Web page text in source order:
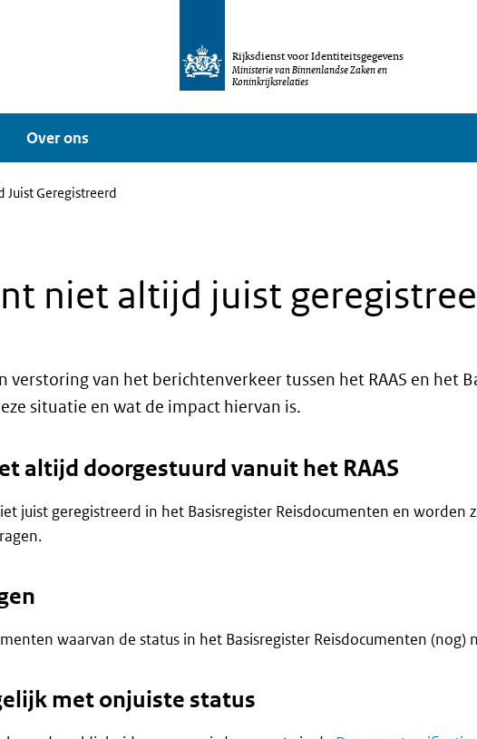
Rijksdienst voor Identiteitsgegevens
Ministerie van Binnenlandse Zaken en
Koninkrijksrelaties
Over ons
Juist Geregistreerd
niet altijd juist
van het berichtenverkeer tussen het RAAS en het
situatie en wat de impact hiervan is.
altijd doorgestuurd vanuit het RAAS
juist geregistreerd in het Basisregister Reisdocumenten en worden
waarvan de status in het Basisregister Reisdocumenten (nog)
met onjuiste status